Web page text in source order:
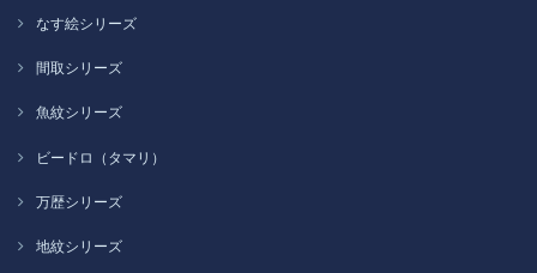
なす絵シリーズ
間取シリーズ
魚紋シリーズ
ビードロ（タマリ）
万歴シリーズ
地紋シリーズ